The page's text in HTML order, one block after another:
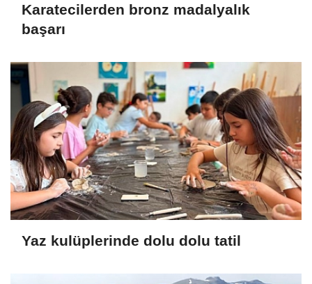
Karatecilerden bronz madalyalık
başarı
Yaz kulüplerinde dolu dolu tatil